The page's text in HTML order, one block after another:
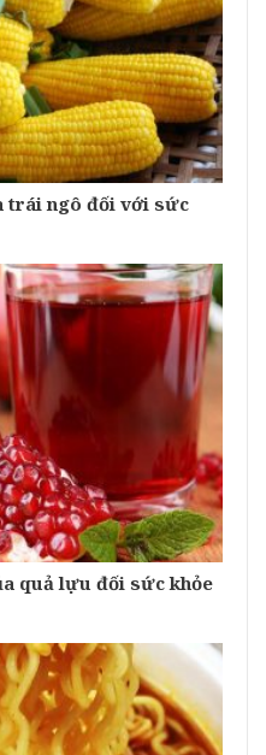
trái ngô đối với sức
quả lựu đối sức khỏe